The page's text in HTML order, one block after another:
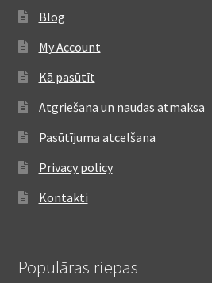
Blog
My Account
Kā pasūtīt
Atgriešana un naudas atmaksa
Pasūtījuma atcelšana
Privacy policy
Kontakti
Populāras riepas